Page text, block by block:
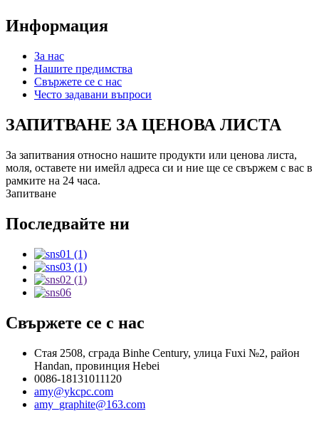
Информация
За нас
Нашите предимства
Свържете се с нас
Често задавани въпроси
ЗАПИТВАНЕ ЗА ЦЕНОВА ЛИСТА
За запитвания относно нашите продукти или ценова листа,
моля, оставете ни имейл адреса си и ние ще се свържем с вас в
рамките на 24 часа.
Запитване
Последвайте ни
Свържете се с нас
Стая 2508, сграда Binhe Century, улица Fuxi №2, район
Handan, провинция Hebei
0086-18131011120
amy@ykcpc.com
amy_graphite@163.com